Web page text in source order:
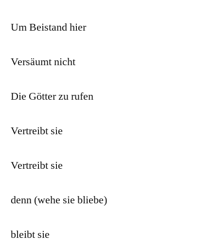
Um Beistand hier
Versäumt nicht
Die Götter zu rufen
Vertreibt sie
Vertreibt sie
denn (wehe sie bliebe)
bleibt sie